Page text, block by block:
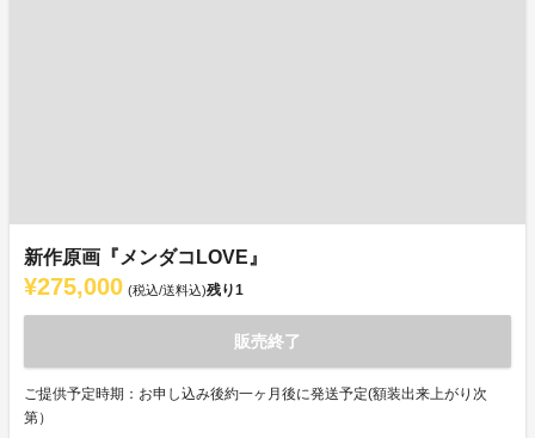
新作原画『メンダコLOVE』
¥275,000 (税込/送料込)残り1
販売終了
ご提供予定時期：お申し込み後約一ヶ月後に発送予定(額装出来上がり次
第）